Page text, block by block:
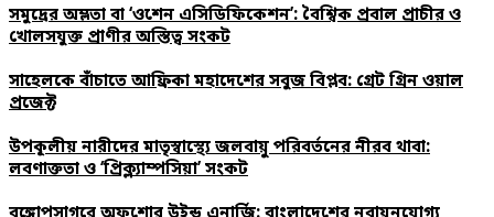
সমুদ্রের অম্লতা বা ‘ওশেন এসিডিফিকেশন’: বৈশ্বিক প্রবাল প্রাচীর ও
খোলসযুক্ত প্রাণীর অস্তিত্ব সংকট
সাহেলকে বাঁচাতে আফ্রিকা মহাদেশের সবুজ বিপ্লব: গ্রেট গ্রিন ওয়াল
প্রজেক্ট
উপকূলীয় নারীদের মাতৃস্বাস্থ্যে জলবায়ু পরিবর্তনের নীরব থাবা:
লবণাক্ততা ও ‘প্রিক্ল্যাম্পসিয়া’ সংকট